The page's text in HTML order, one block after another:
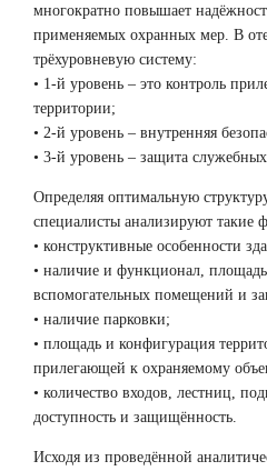
многократно повышает
применяемых охранных мер. В
трёхуровневую систему:
• 1-й уровень – это контроль
территории;
• 2-й уровень – внутренняя
• 3-й уровень – защита
Определяя оптимальную
специалисты анализируют такие
• конструктивные особенности
• наличие и функционал,
вспомогательных помещений и
• наличие парковки;
• площадь и конфигурация
прилегающей к охраняемому
• количество входов, лестниц,
доступность и защищённость.
Исходя из проведённой